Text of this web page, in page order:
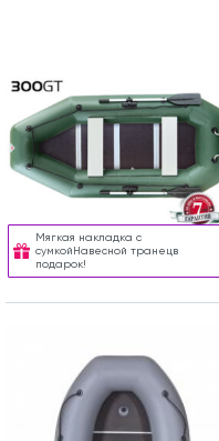
Мягкая накладка с
сумкойНавесной транецв
подарок!